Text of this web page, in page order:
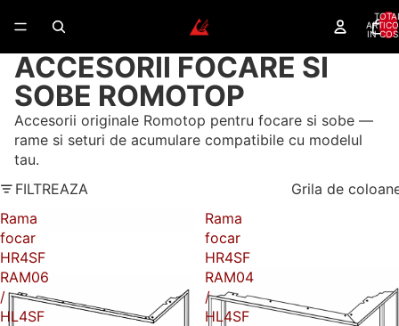
IN
ACCESORII FOCARE SI
SOBE ROMOTOP
Accesorii originale Romotop pentru focare si sobe —
rame si seturi de acumulare compatibile cu modelul
tau.
FILTREAZA
Grila de
Rama
focar
HR4SF
RAM06
/
HL4SF
Rama
focar
HR4SF
RAM04
/
HL4SF